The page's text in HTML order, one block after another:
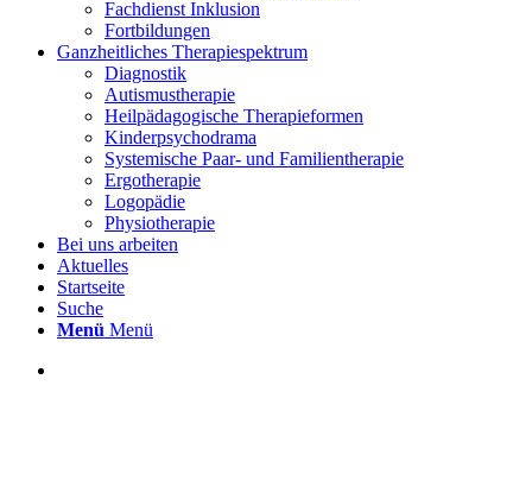
Fachdienst Inklusion
Fortbildungen
Ganzheitliches Therapiespektrum
Diagnostik
Autismustherapie
Heilpädagogische Therapieformen
Kinderpsychodrama
Systemische Paar- und Familientherapie
Ergotherapie
Logopädie
Physiotherapie
Bei uns arbeiten
Aktuelles
Startseite
Suche
Menü Menü